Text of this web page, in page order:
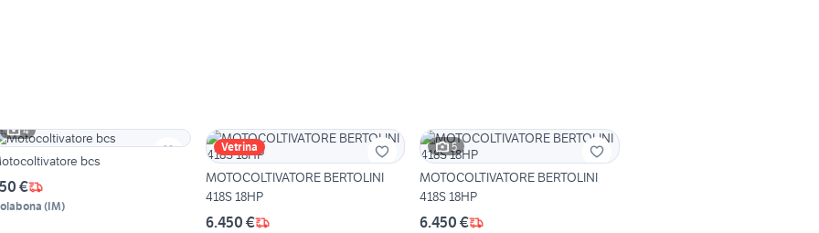
4
bcs
€
(IM)
Vetrina
MOTOCOLTIVATORE BERTOLINI
418S 18HP
6.450 €
5
MOTOCOLTIVATORE BERTOLINI
418S 18HP
6.450 €